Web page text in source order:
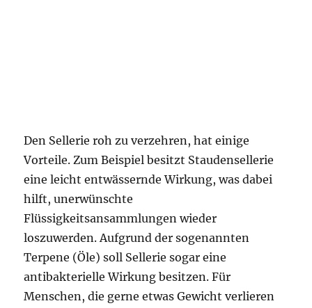
Den Sellerie roh zu verzehren, hat einige
Vorteile. Zum Beispiel besitzt Staudensellerie
eine leicht entwässernde Wirkung, was dabei
hilft, unerwünschte
Flüssigkeitsansammlungen wieder
loszuwerden. Aufgrund der sogenannten
Terpene (Öle) soll Sellerie sogar eine
antibakterielle Wirkung besitzen. Für
Menschen, die gerne etwas Gewicht verlieren